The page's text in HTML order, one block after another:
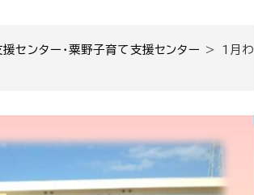
センター・粟野子育て支援センター > 1月わ